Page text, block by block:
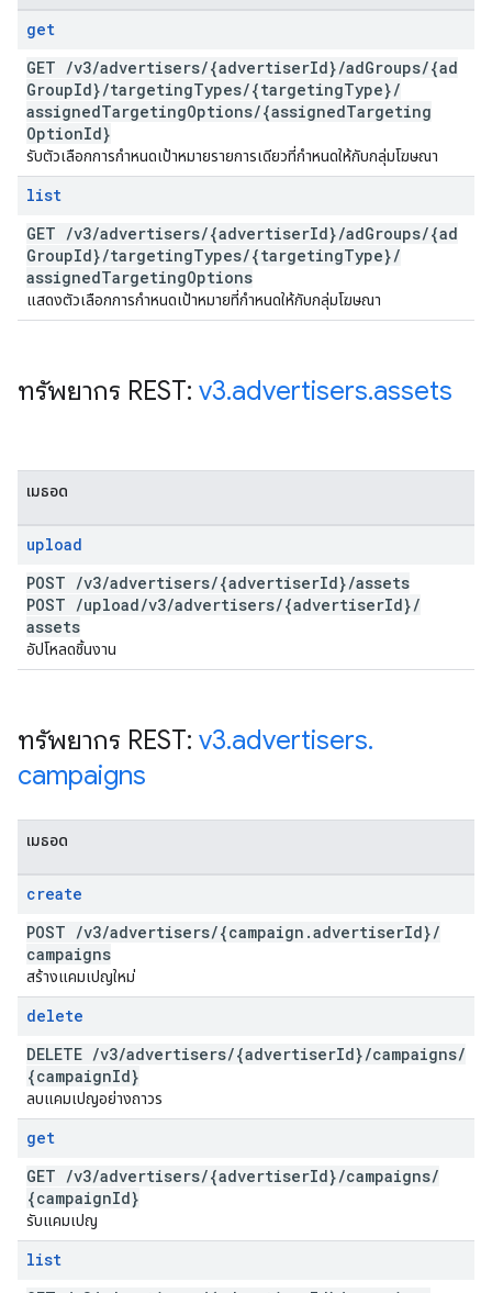
get
GET /v3/advertisers/{advertiserId}/adGroups/{ad
GroupId}/targetingTypes/{targetingType}/
assignedTargetingOptions/{assignedTargeting
OptionId}
รับตัวเลือกการกำหนดเป้าหมายรายการเดียวที่กําหนดให้กับกลุ่มโฆษณา
list
GET /v3/advertisers/{advertiserId}/adGroups/{ad
GroupId}/targetingTypes/{targetingType}/
assignedTargetingOptions
แสดงตัวเลือกการกำหนดเป้าหมายที่กำหนดให้กับกลุ่มโฆษณา
ทรัพยากร REST: v3.advertisers.assets
เมธอด
upload
POST /v3/advertisers/{advertiserId}/assets
POST /upload/v3/advertisers/{advertiserId}/
assets
อัปโหลดชิ้นงาน
ทรัพยากร REST: v3.advertisers.
campaigns
เมธอด
create
POST /v3/advertisers/{campaign .advertiserId}/
campaigns
สร้างแคมเปญใหม่
delete
DELETE /v3/advertisers/{advertiserId}/campaigns/
{campaignId}
ลบแคมเปญอย่างถาวร
get
GET /v3/advertisers/{advertiserId}/campaigns/
{campaignId}
รับแคมเปญ
list